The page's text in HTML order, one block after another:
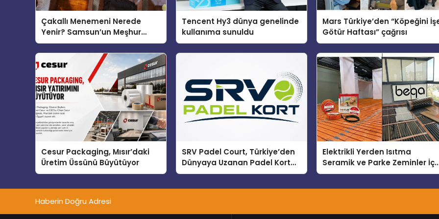
Çakallı Menemeni Nerede
Yenir? Samsun’un Meşhur
Lezzet Durakları
Tencent Hy3 dünya genelinde
kullanıma sunuldu
Mars Türkiye’den “Köpeğini
Götür Haftası” çağrısı
Cesur Packaging, Mısır’daki
Üretim Üssünü Büyütüyor
SRV Padel Court, Türkiye’den
Dünyaya Uzanan Padel Kort
Üretiminde Güvenin Adresi
Elektrikli Yerden Isıtma
Seramik ve Parke Zeminler
En Verimli Çözümler
Haberin Doğru Adresi